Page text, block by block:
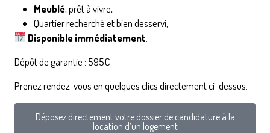
Meublé, prêt à vivre,
Quartier recherché et bien desservi,
Disponible immédiatement
Dépôt de garantie : 595€
Prenez rendez-vous en quelques clics directement ci-dessus.
Déposez directement votre dossier de candidature à la
location d’un logement